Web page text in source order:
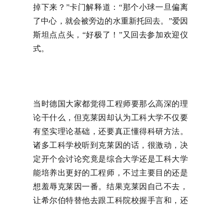
掉下来？”卡门解释道：“那个小球一旦偏离
了中心，就会被旁边的水重新托回去。”爱因
斯坦点点头，“好极了！”又回去参加欢迎仪
式。
当时德国大家都觉得工程师要那么高深的理
论干什么，但克莱因却认为工科大学不仅要
有坚实理论基础，还要真正懂得科研方法。
诸多工科学校听到克莱因的话，很激动，决
定开个会讨论究竟是综合大学还是工科大学
能培养出更好的工程师，不过主要目的还是
想羞辱克莱因一番。结果克莱因自己不去，
让希尔伯特替他去跟工科院校握手言和，还